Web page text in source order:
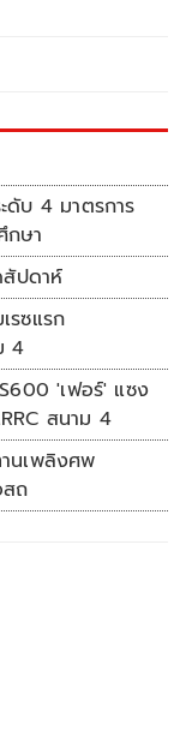
ดับ 4 มาตรการ
กษา
สัปดาห์
รซแรก
4
'เฟอร์' แซง
สนาม 4
านเพลิงศพ
สถ